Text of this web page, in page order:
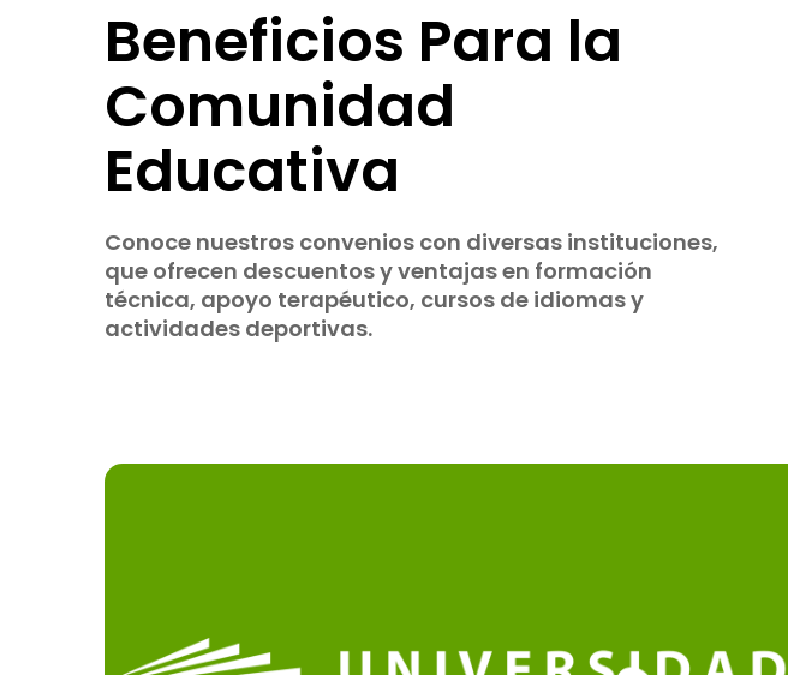
Beneficios Para la
Comunidad
Educativa
Conoce nuestros convenios con diversas instituciones,
que ofrecen descuentos y ventajas en formación
técnica, apoyo terapéutico, cursos de idiomas y
actividades deportivas.